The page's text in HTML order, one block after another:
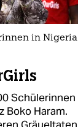
in Nigeria
Schülerinnen
Boko Haram.